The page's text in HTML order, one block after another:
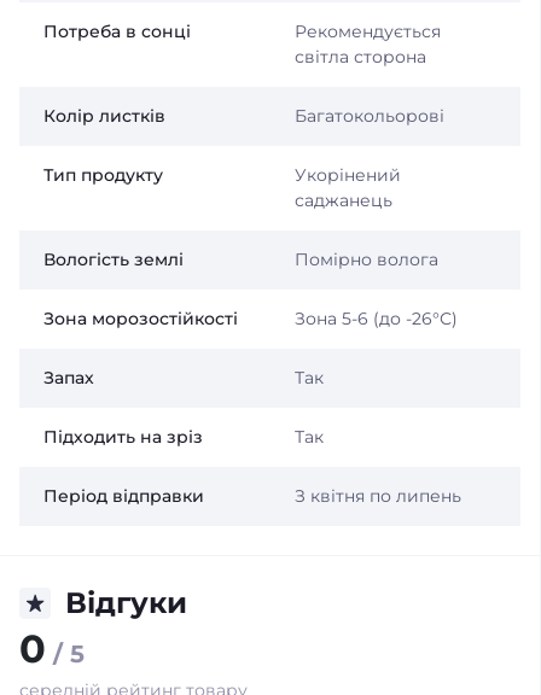
Потреба в сонці
Рекомендується
світла сторона
Колір листків Багатокольорові
Тип продукту
Укорінений
саджанець
Вологість землі Помірно волога
Зона морозостійкості Зона 5-6 (до -26°С)
Запах Так
Підходить на зріз Так
Період відправки З квітня по липень
Відгуки
0 / 5
середній рейтинг товару